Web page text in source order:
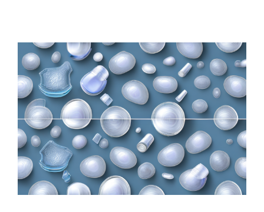
Zeige
grösseres
Bild